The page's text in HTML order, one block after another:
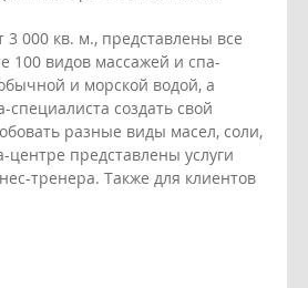
3 000 кв. м., представлены все
100 видов массажей и спа-
и морской водой, а
создать свой
разные виды масел, соли,
представлены услуги
тренера. Также для клиентов